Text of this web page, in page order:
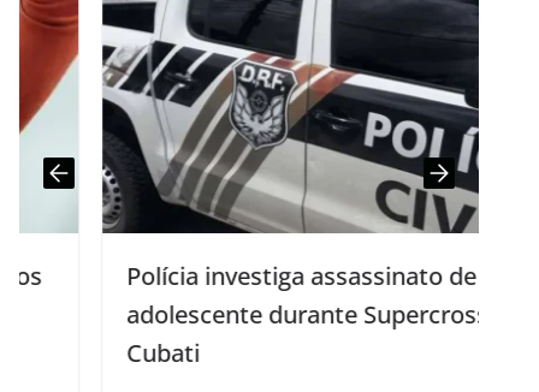
Polícia investiga assassinato de
adolescente durante Supercross em